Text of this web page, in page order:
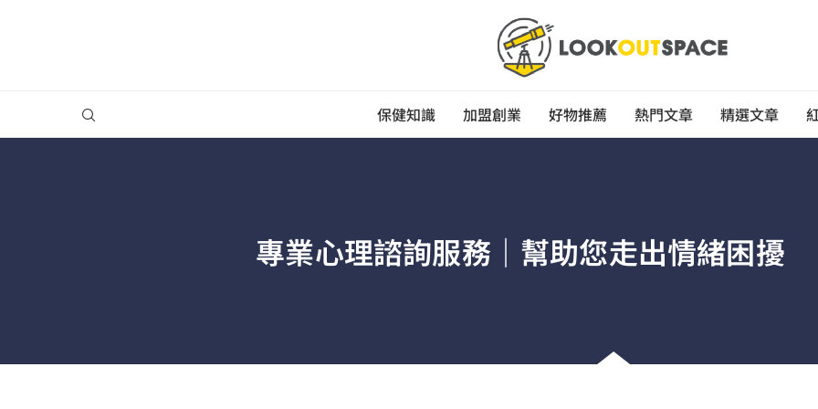
保健知識 加盟創業 好物推薦 熱門文章 精選文章
專業心理諮詢服務｜幫助您走出情緒困擾